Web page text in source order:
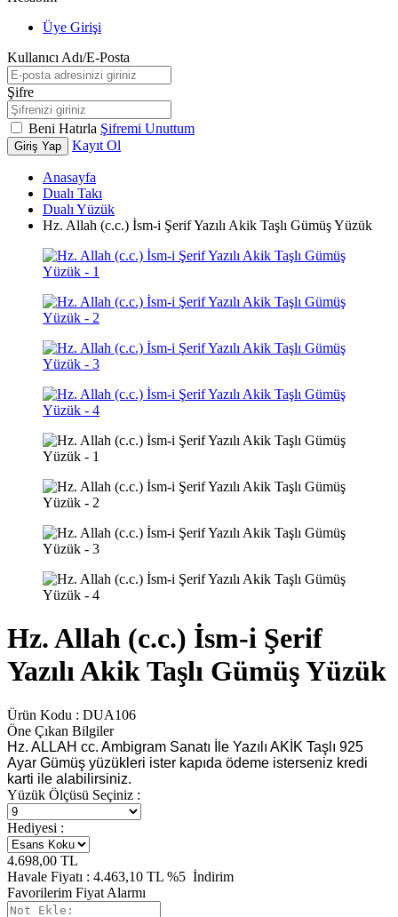
Üye Girişi
Kullanıcı Adı/E-Posta
Şifre
Beni Hatırla Şifremi Unuttum
Giriş Yap Kayıt Ol
Anasayfa
Dualı Takı
Dualı Yüzük
Hz. Allah (c.c.) İsm-i Şerif Yazılı Akik Taşlı Gümüş Yüzük
Hz. Allah (c.c.) İsm-i Şerif
Yazılı Akik Taşlı Gümüş Yüzük
Ürün Kodu : DUA106
Öne Çıkan Bilgiler
Hz. ALLAH cc. Ambigram Sanatı İle Yazılı AKİK Taşlı 925
Ayar Gümüş yüzükleri ister kapıda ödeme isterseniz kredi
karti ile alabilirsiniz.
Yüzük Ölçüsü Seçiniz :
Hediyesi :
4.698,00 TL
Havale Fiyatı : 4.463,10 TL %5 İndirim
Favorilerim Fiyat Alarmı